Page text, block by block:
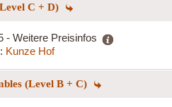
C + D)
- Weitere Preisinfos
Kunze Hof
(Level B + C)